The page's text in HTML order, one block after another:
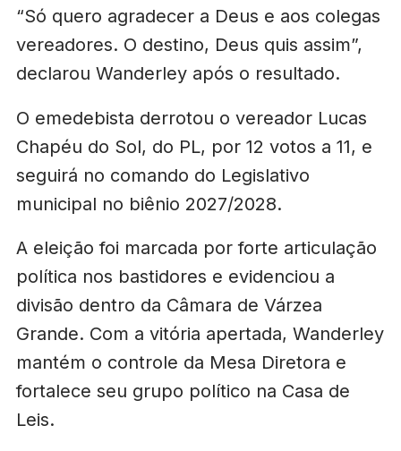
“Só quero agradecer a Deus e aos colegas
vereadores. O destino, Deus quis assim”,
declarou Wanderley após o resultado.
O emedebista derrotou o vereador Lucas
Chapéu do Sol, do PL, por 12 votos a 11, e
seguirá no comando do Legislativo
municipal no biênio 2027/2028.
A eleição foi marcada por forte articulação
política nos bastidores e evidenciou a
divisão dentro da Câmara de Várzea
Grande. Com a vitória apertada, Wanderley
mantém o controle da Mesa Diretora e
fortalece seu grupo político na Casa de
Leis.